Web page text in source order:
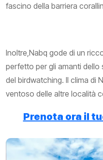
fascino della barriera
Inoltre,Nabq gode di un
perfetto per gli amanti dello
del birdwatching. Il clima di
ventoso delle altre località
Prenota ora il